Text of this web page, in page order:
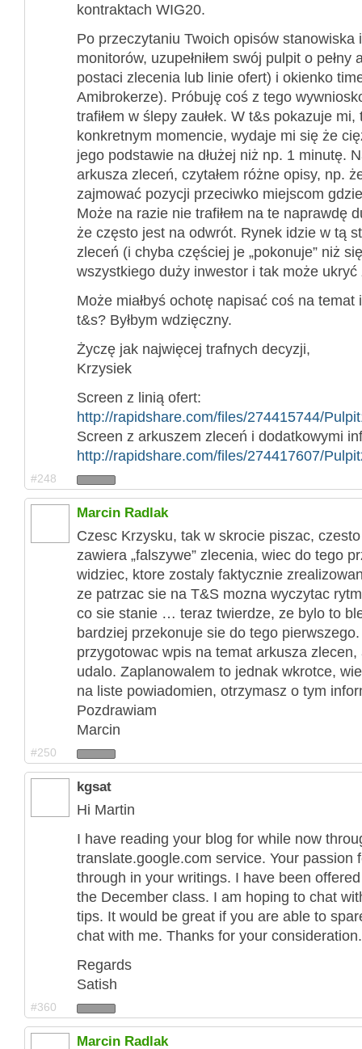
kontraktach WIG20.
Po przeczytaniu Twoich opisów stanowiska
monitorów, uzupełniłem swój pulpit o pełny
postaci zlecenia lub linie ofert) i okienko
Amibrokerze). Próbuję coś z tego
trafiłem w ślepy zaułek. W t&s pokazuje
konkretnym momencie, wydaje mi się że
jego podstawie na dłużej niż np. 1 minutę.
arkusza zleceń, czytałem różne opisy, np.
zajmować pozycji przeciwko miejscom
Może na razie nie trafiłem na te naprawdę
że często jest na odwrót. Rynek idzie w tą
zleceń (i chyba częściej je „pokonuje” niż
wszystkiego duży inwestor i tak może ukryć
Może miałbyś ochotę napisać coś na
t&s? Byłbym wdzięczny.
Życzę jak najwięcej trafnych decyzji,
Krzysiek
Screen z linią ofert:
http://rapidshare.com/files/274415744/
Screen z arkuszem zleceń i dodatkowymi
http://rapidshare.com/files/274417607/
#248
Marcin Radlak
Czesc Krzysku, tak w skrocie piszac,
zawiera „falszywe” zlecenia, wiec do tego
widziec, ktore zostaly faktycznie
ze patrzac sie na T&S mozna wyczytac
co sie stanie … teraz twierdze, ze bylo to
bardziej przekonuje sie do tego
przygotowac wpis na temat arkusza
udalo. Zaplanowalem to jednak wkrotce,
na liste powiadomien, otrzymasz o tym
Pozdrawiam
Marcin
#250
kgsat
Hi Martin
I have reading your blog for while now
translate.google.com service. Your passion
through in your writings. I have been
the December class. I am hoping to chat
tips. It would be great if you are able to
chat with me. Thanks for your consideration.
Regards
Satish
#360
Marcin Radlak